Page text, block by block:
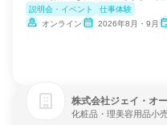
説明会・イベント
仕事体験
オンライン
2026年8月・9月
株式会社ジェイ・オ
化粧品・理美容用品小